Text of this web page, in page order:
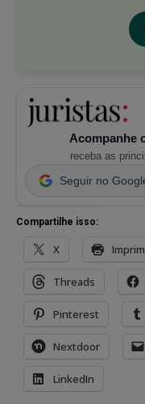
Acompanhe
receba as
Seguir no
Compartilhe isso:
X
Threads
Pinterest
Nextdoor
LinkedIn